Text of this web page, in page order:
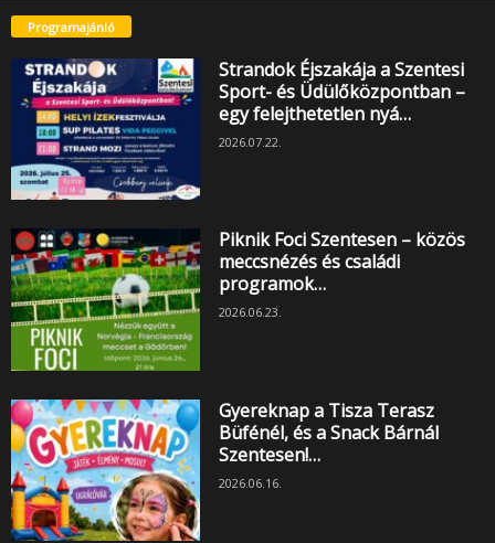
Programajánló
Strandok Éjszakája a Szentesi
Sport- és Üdülőközpontban –
egy felejthetetlen nyá…
2026.07.22.
Piknik Foci Szentesen – közös
meccsnézés és családi
programok…
2026.06.23.
Gyereknap a Tisza Terasz
Büfénél, és a Snack Bárnál
Szentesen!…
2026.06.16.